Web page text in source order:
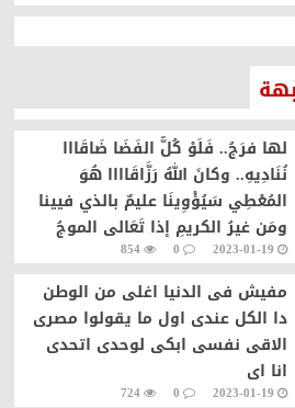
لها فرَجُ.. فَلَوْ كُلُّ الفَضَا ضَاقَااا
نُنَادِيهِ.. وكانَ اللهُ رَزَّاقَاااا هُوَ
المُعْطِي سَيُؤْوِينَا عليمٌ بالذي فيينا
ومَن غيرُ الكريمِ إذا تَعَالى الموجُ
يُنْجِينَا فَخَلِّ اليأْسَ والهمَّ فنورُ
2023-01-19
0
854
مفيش فى الدنيا اغلى من الوطن
دا الكل عندى اول ما يقولوا مصرى
الاقى نفسى ابكى لوحدى اتحدى
انا اى
2023-01-19
0
724